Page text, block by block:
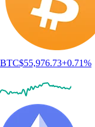
BTC$55,976.73+0.71%